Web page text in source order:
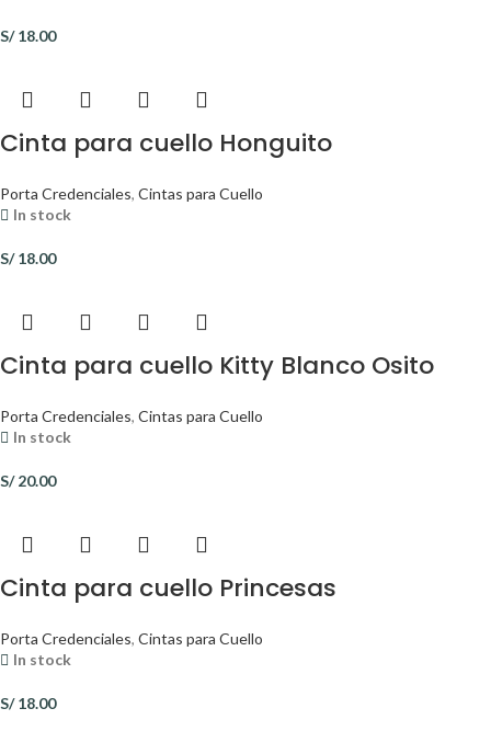
S/18.00
Cinta para cuello Honguito
Porta Credenciales, Cintas para Cuello
In stock
S/18.00
Cinta para cuello Kitty Blanco Osito
Porta Credenciales, Cintas para Cuello
In stock
S/20.00
Cinta para cuello Princesas
Porta Credenciales, Cintas para Cuello
In stock
S/18.00